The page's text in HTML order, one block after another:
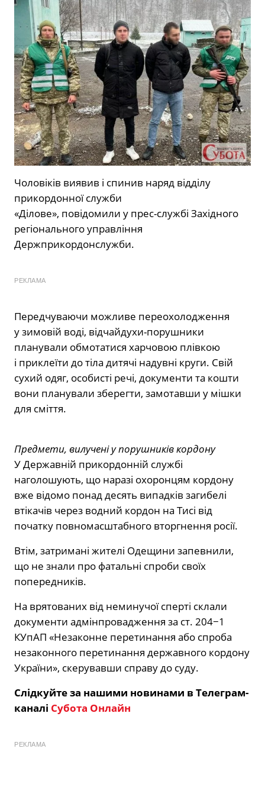
Чоловіків виявив і спинив наряд відділу
прикордонної служби
«Ділове», повідомили у прес-службі Західного
регіонального управління
Держприкордонслужби.
РЕКЛАМА
Передчуваючи можливе переохолодження
у зимовій воді, відчайдухи-порушники
планували обмотатися харчовою плівкою
і приклеїти до тіла дитячі надувні круги. Свій
сухий одяг, особисті речі, документи та кошти
вони планували зберегти, замотавши у мішки
для сміття.
Предмети, вилучені у порушників кордону
У Державній прикордонній службі
наголошують, що наразі охоронцям кордону
вже відомо понад десять випадків загибелі
втікачів через водний кордон на Тисі від
початку повномасштабного вторгнення росії.
Втім, затримані жителі Одещини запевнили,
що не знали про фатальні спроби своїх
попередників.
На врятованих від неминучої сперті склали
документи адмінпровадження за ст. 204−1
КУпАП «Незаконне перетинання або спроба
незаконного перетинання державного кордону
України», скерувавши справу до суду.
Слідкуйте за нашими новинами в Телеграм-
каналі Субота Онлайн
РЕКЛАМА